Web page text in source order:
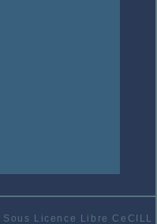
Sous Licence Libre CeCILL